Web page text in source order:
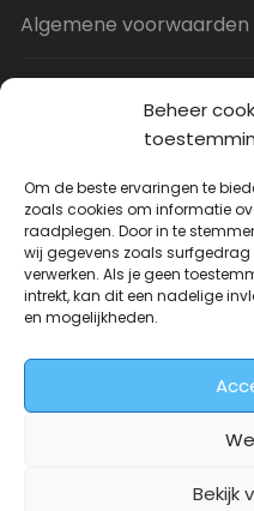
Beheer
Om de beste ervaringen te
zoals cookies om informatie
raadplegen. Door in te
wij gegevens zoals surfgedrag
verwerken. Als je geen
intrekt, kan dit een nadelige
en mogelijkheden.
Bekijk
Algemene voorwaarden
Uitverkoop
JNF
prijs
was: